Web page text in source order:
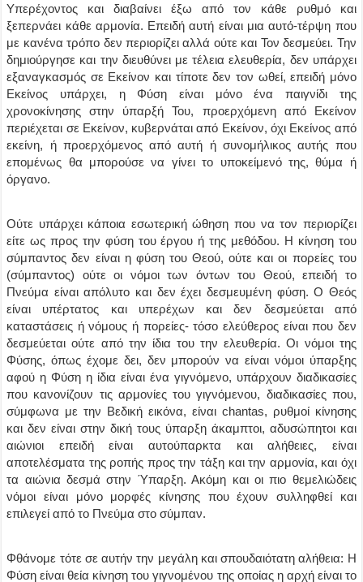
Υπερέχοντος και διαβαίνει έξω από τον κάθε ρυθμό και
ξεπερνάει κάθε αρμονία. Επειδή αυτή είναι μια αυτό-τέρψη που
με κανένα τρόπο δεν περιορίζει αλλά ούτε και Τον δεσμεύει. Την
δημιούργησε και την διευθύνει με τέλεια ελευθερία, δεν υπάρχει
εξαναγκασμός σε Εκείνον και τίποτε δεν τον ωθεί, επειδή μόνο
Εκείνος υπάρχει, η Φύση είναι μόνο ένα παιγνίδι της
χρονοκίνησης στην ύπαρξή Του, προερχόμενη από Εκείνον
περιέχεται σε Εκείνον, κυβερνάται από Εκείνον, όχι Εκείνος από
εκείνη, ή προερχόμενος από αυτή ή συνομήλικος αυτής που
επομένως θα μπορούσε να γίνει το υποκείμενό της, θύμα ή
όργανο.
Ούτε υπάρχει κάποια εσωτερική ώθηση που να τον περιορίζει
είτε ως προς την φύση του έργου ή της μεθόδου. Η κίνηση του
σύμπαντος δεν είναι η φύση του Θεού, ούτε και οι πορείες του
(σύμπαντος) ούτε οι νόμοι των όντων του Θεού, επειδή το
Πνεύμα είναι απόλυτο και δεν έχει δεσμευμένη φύση. Ο Θεός
είναι υπέρτατος και υπερέχων και δεν δεσμεύεται από
καταστάσεις ή νόμους ή πορείες- τόσο ελεύθερος είναι που δεν
δεσμεύεται ούτε από την ίδια του την ελευθερία. Οι νόμοι της
Φύσης, όπως έχομε δει, δεν μπορούν να είναι νόμοι ύπαρξης
αφού η Φύση η ίδια είναι ένα γιγνόμενο, υπάρχουν διαδικασίες
που κανονίζουν τις αρμονίες του γιγνόμενου, διαδικασίες που,
σύμφωνα με την Βεδική εικόνα, είναι chantas, ρυθμοί κίνησης
και δεν είναι στην δική τους ύπαρξη άκαμπτοι, αδυσώπητοι και
αιώνιοι επειδή είναι αυτούπαρκτα και αλήθειες, είναι
αποτελέσματα της ροπής προς την τάξη και την αρμονία, και όχι
τα αιώνια δεσμά στην Ύπαρξη. Ακόμη και οι πιο θεμελιώδεις
νόμοι είναι μόνο μορφές κίνησης που έχουν συλληφθεί και
επιλεγεί από το Πνεύμα στο σύμπαν.
Φθάνομε τότε σε αυτήν την μεγάλη και σπουδαιότατη αλήθεια: Η
Φύση είναι θεία κίνηση του γιγνομένου της οποίας η αρχή είναι το